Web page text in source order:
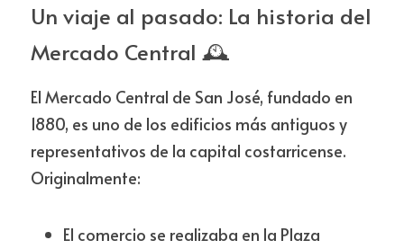
Un viaje al pasado: La historia del
Mercado Central 🕰️
El Mercado Central de San José, fundado en
1880, es uno de los edificios más antiguos y
representativos de la capital costarricense.
Originalmente:
El comercio se realizaba en la Plaza